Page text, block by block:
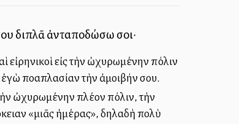
διπλᾶ ἀνταποδώσω σοι·
εἰρηνικοὶ εἰς τὴν ὠχυρωμένην πόλιν
πολλαπλασίαν τὴν ἀμοιβήν σου.
ὠχυρωμένην πλέον πόλιν, τὴν
«μιᾶς ἡμέρας», δηλαδὴ πολὺ